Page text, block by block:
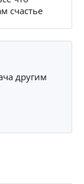
счастье
другим